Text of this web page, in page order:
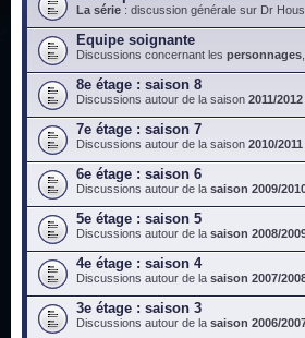
La série : discussion générale sur Dr
Equipe soignante
Discussions concernant les personnages
8e étage : saison 8
Discussions autour de la saison 2011/2012
7e étage : saison 7
Discussions autour de la saison 2010/2011
6e étage : saison 6
Discussions autour de la saison 2009/
5e étage : saison 5
Discussions autour de la saison 2008/
4e étage : saison 4
Discussions autour de la saison 2007/
3e étage : saison 3
Discussions autour de la saison 2006/